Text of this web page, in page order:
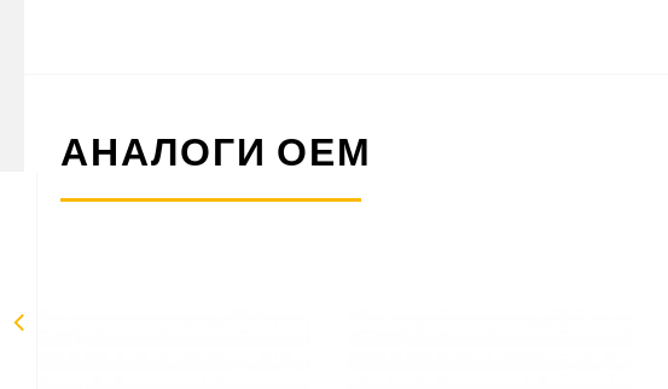
АНАЛОГИ ОЕМ